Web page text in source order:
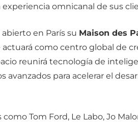
omnicanal de sus
en París su Maison des
como centro global de
reunirá tecnología de
avanzados para acelerar el
Tom Ford, Le Labo, Jo